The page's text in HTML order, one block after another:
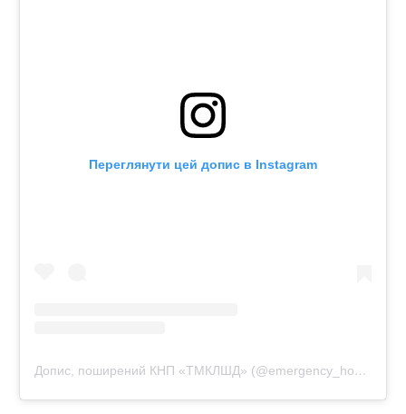
Переглянути цей допис в Instagram
Допис, поширений КНП «ТМКЛШД» (@emergency_hospital_te)